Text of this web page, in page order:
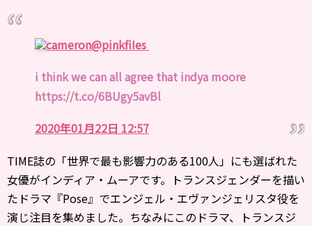
cameron@pinkfiIes
i think we can all agree that indya moore
https://t.co/6BUgy5avBl
2020年01月22日 12:57
TIME誌の「世界で最も影響力のある100人」にも選ばれた
女優がインディア・ムーアです。トランスジェンダーを描い
たドラマ『Pose』でエンジェル・エヴァンジェリスタ役を
演じ注目を集めました。ちなみにこのドラマ、トランスジ